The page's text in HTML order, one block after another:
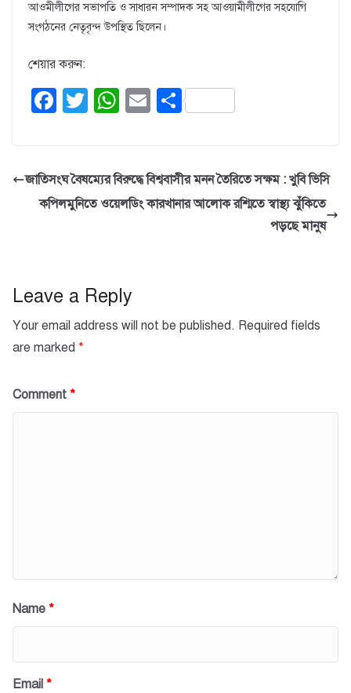
আওমীলীগের সভাপতি ও সাধারন সম্পাদক সহ আওয়ামীলীগের সহযোগি
সংগঠনের নেতৃবৃন্দ উপস্থিত ছিলেন।
শেয়ার করুন:
F
e
b
T
er
W
s
A
E S
e
জাতিসংঘ বৈষম্যের বিরুদ্ধে বিশ্ববাসীর মনন তৈরিতে সক্ষম : খুবি ভিসি
কপিলমুনিতে ওয়েলডিং কারখানার আলোক রশ্মিতে স্বাস্থ্য ঝুঁকিতে
পড়ছে মানুষ
Leave a Reply
Your email address will not be published. Required fields
are marked *
Comment *
Name *
Email *